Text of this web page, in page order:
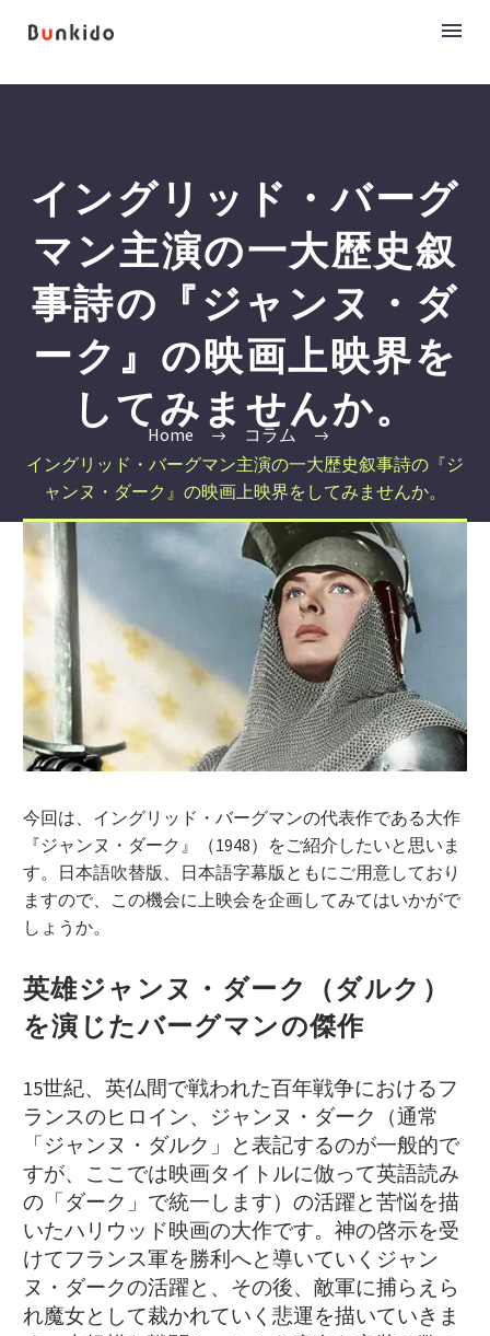
イングリッド・バーグ
マン主演の一大歴史叙
事詩の『ジャンヌ・ダ
ーク』の映画上映界を
してみませんか。
Home
コラム
イングリッド・バーグマン主演の一大歴史叙事詩の『ジ
ャンヌ・ダーク』の映画上映界をしてみませんか。
今回は、イングリッド・バーグマンの代表作である大作
『ジャンヌ・ダーク』（1948）をご紹介したいと思いま
す。日本語吹替版、日本語字幕版ともにご用意しており
ますので、この機会に上映会を企画してみてはいかがで
しょうか。
英雄ジャンヌ・ダーク（ダルク）
を演じたバーグマンの傑作
15世紀、英仏間で戦われた百年戦争におけるフ
ランスのヒロイン、ジャンヌ・ダーク（通常
「ジャンヌ・ダルク」と表記するのが一般的で
すが、ここでは映画タイトルに倣って英語読み
の「ダーク」で統一します）の活躍と苦悩を描
いたハリウッド映画の大作です。神の啓示を受
けてフランス軍を勝利へと導いていくジャン
ヌ・ダークの活躍と、その後、敵軍に捕らえら
れ魔女として裁かれていく悲運を描いていきま